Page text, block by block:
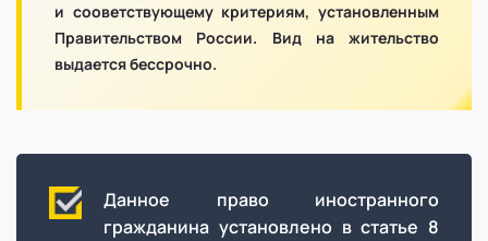
и сооветствующему критериям, установленным
Правительством России. Вид на жительство
выдается бессрочно.
Данное право иностранного
гражданина установлено в статье 8